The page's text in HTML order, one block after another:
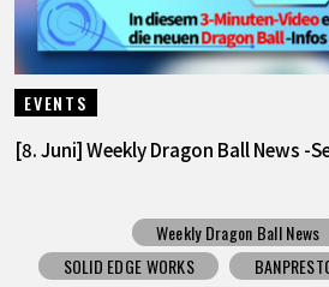
EVENTS
[8. Juni] Weekly Dragon Ball News -
Weekly Dragon Ball News
SOLID EDGE WORKS